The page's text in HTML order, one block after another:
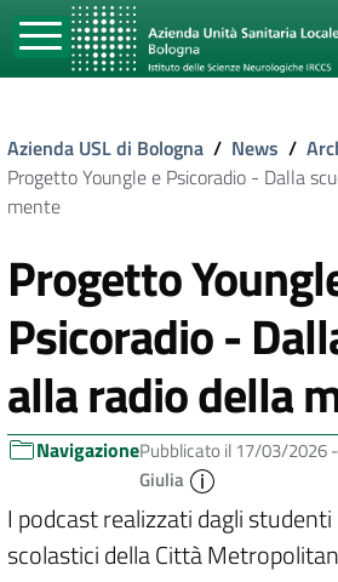
Azienda USL di Bologna / News /
Progetto Youngle e Psicoradio - Dalla
mente
Progetto
Psicoradio -
alla radio della
NavigazionePubblicato il 17/03/2026 -
Giulia
I podcast realizzati dagli
scolastici della Città